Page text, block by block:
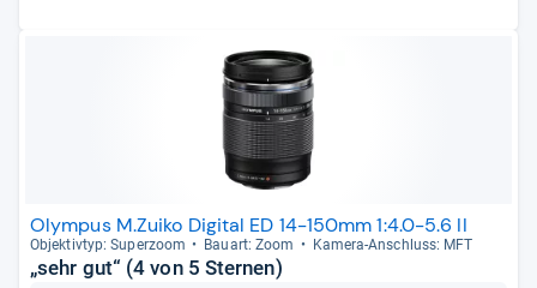
Olympus M.Zuiko Digital ED 14-150mm 1:4.0-5.6 II
Objek­tiv­typ: Super­zoom Bau­art: Zoom Kamera-​Anschluss: MFT
„sehr gut“ (4 von 5 Sternen)